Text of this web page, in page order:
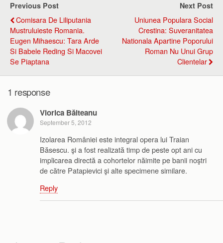
Previous Post
Comisara De Liliputania
Mustruluieste Romania.
Eugen Mihaescu: Tara Arde
Si Babele Reding Si Macovei
Se Piaptana
Next Post
Uniunea Populara Social
Crestina: Suveranitatea
Nationala Apartine Poporului
Roman Nu Unui Grup
Clientelar
1 response
Viorica Bălteanu
September 5, 2012
Izolarea României este integral opera lui Traian
Băsescu. şi a fost realizată timp de peste opt ani cu
implicarea directă a cohortelor năimite pe banii noştri
de către Patapievici şi alte specimene similare.
Reply